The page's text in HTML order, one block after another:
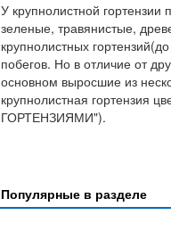
У крупнолистной
зеленые, травянистые,
крупнолистных
побегов. Но в отличие от
основном выросшие из
крупнолистная гортензия
ГОРТЕНЗИЯМИ").
Популярные в разделе